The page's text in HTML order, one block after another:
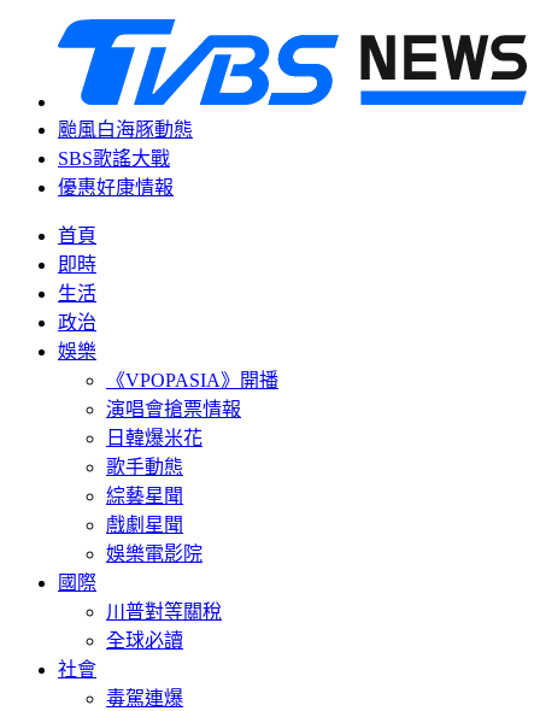
颱風白海豚動態
SBS歌謠大戰
優惠好康情報
首頁
即時
生活
政治
娛樂
《VPOPASIA》開播
演唱會搶票情報
日韓爆米花
歌手動態
綜藝星聞
戲劇星聞
娛樂電影院
國際
川普對等關稅
全球必讀
社會
毒駕連爆